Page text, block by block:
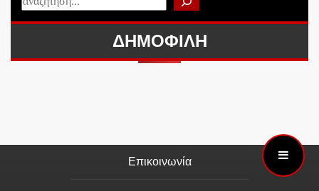
ΔΗΜΟΦΙΛΗ
Επικοινωνία